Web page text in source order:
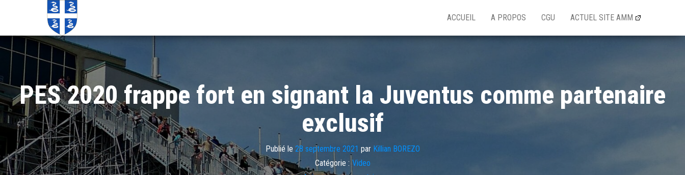
ACCUEIL A PROPOS CGU ACTUEL SITE AMM
PES 2020 frappe fort en signant la Juventus comme partenaire
exclusif
Publié le 28 septembre 2021 par Killian BOREZO
Catégorie : Video